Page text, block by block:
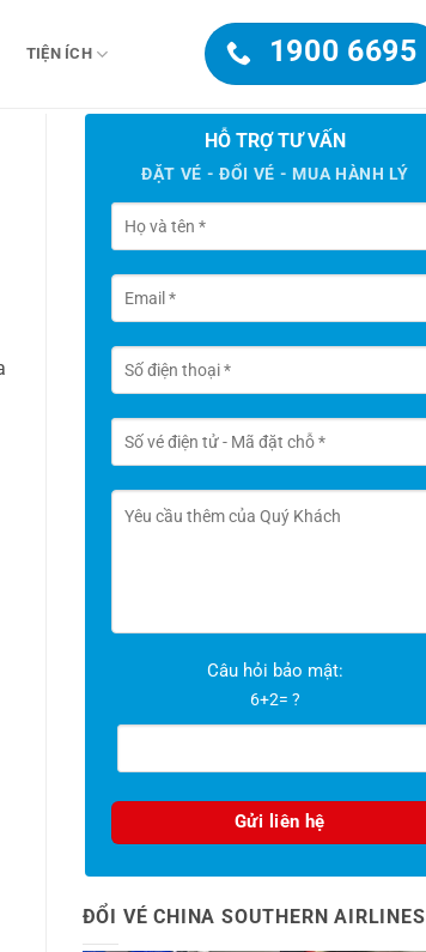
TIỆN ÍCH 1900 6695
HỖ TRỢ TƯ VẤN
ĐẶT VÉ - ĐỔI VÉ - MUA HÀNH LÝ
Câu hỏi bảo mật:
6+2= ?
ĐỔI VÉ CHINA SOUTHERN AIRLINES